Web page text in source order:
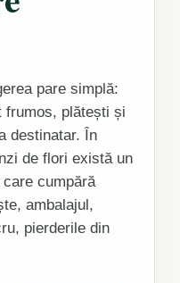
pare simplă:
frumos, plătești și
destinatar. În
de flori există un
cumpără
ambalajul,
pierderile din